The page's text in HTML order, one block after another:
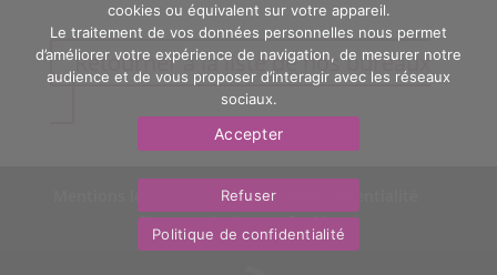
Retourner à la liste de nos bureaux
Politique de confidentialité
Nous contacter
OasYs
cookies ou équivalent sur votre appareil.
Le traitement de vos données personnelles nous permet
d’améliorer votre expérience de navigation, de mesurer notre
audience et de vous proposer d’interagir avec les réseaux
sociaux.
Accepter
Refuser
Politique de confidentialité